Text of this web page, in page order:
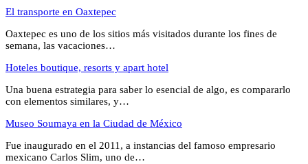
El transporte en Oaxtepec
Oaxtepec es uno de los sitios más visitados durante los fines de
semana, las vacaciones…
Hoteles boutique, resorts y apart hotel
Una buena estrategia para saber lo esencial de algo, es compararlo
con elementos similares, y…
Museo Soumaya en la Ciudad de México
Fue inaugurado en el 2011, a instancias del famoso empresario
mexicano Carlos Slim, uno de…